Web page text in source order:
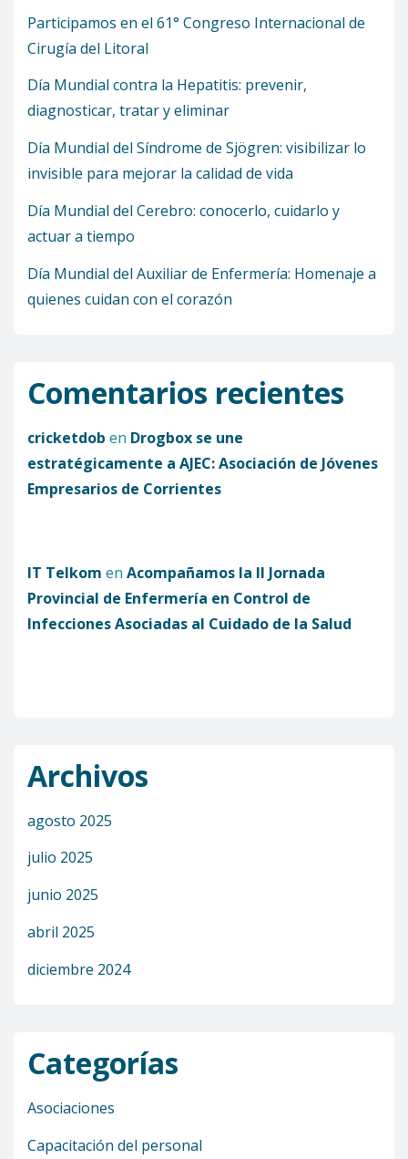
Participamos en el 61° Congreso Internacional de
Cirugía del Litoral
Día Mundial contra la Hepatitis: prevenir,
diagnosticar, tratar y eliminar
Día Mundial del Síndrome de Sjögren: visibilizar lo
invisible para mejorar la calidad de vida
Día Mundial del Cerebro: conocerlo, cuidarlo y
actuar a tiempo
Día Mundial del Auxiliar de Enfermería: Homenaje a
quienes cuidan con el corazón
Comentarios recientes
cricketdob en Drogbox se une
estratégicamente a AJEC: Asociación de Jóvenes
Empresarios de Corrientes
IT Telkom en Acompañamos la II Jornada
Provincial de Enfermería en Control de
Infecciones Asociadas al Cuidado de la Salud
Archivos
agosto 2025
julio 2025
junio 2025
abril 2025
diciembre 2024
Categorías
Asociaciones
Capacitación del personal